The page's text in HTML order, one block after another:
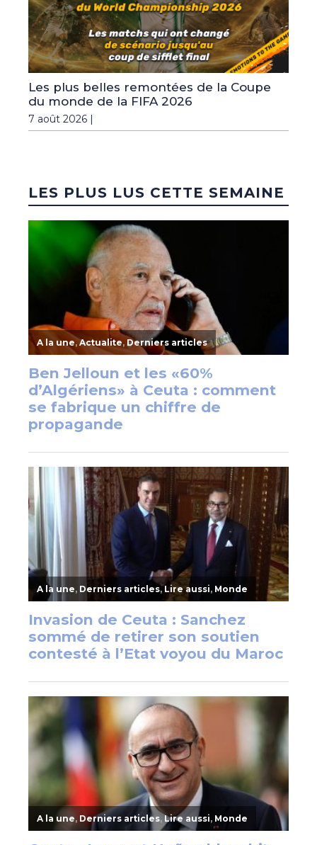
Les plus belles remontées de la Coupe
du monde de la FIFA 2026
7 août 2026 |
LES PLUS LUS CETTE SEMAINE